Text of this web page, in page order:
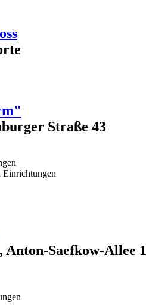
Straße 43
Einrichtungen
Anton-Saefkow-Allee 1